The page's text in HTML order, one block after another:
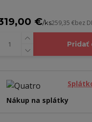
€/ks259,35 €bez
Pridať
Nákup na splátky